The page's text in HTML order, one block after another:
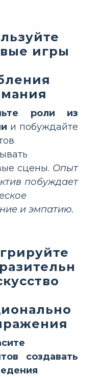
игры
роли из
и побуждайте
сцены. Опыт
побуждает
и эмпатию.
создавать